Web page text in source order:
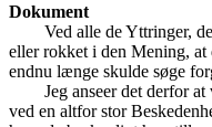
Dokument
Ved alle de Yttringer,
eller rokket i den Mening,
endnu længe skulde søge
Jeg anseer det derfor
ved en altfor stor